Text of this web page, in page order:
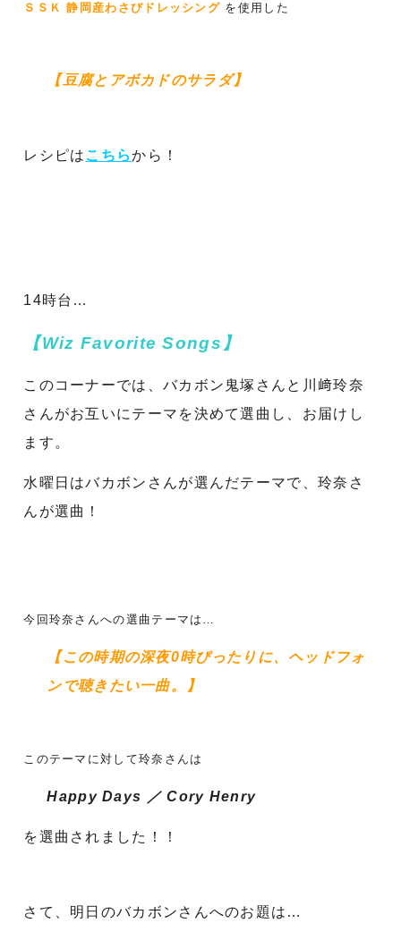
ＳＳＫ 静岡産わさびドレッシング を使用した
【豆腐とアボカドのサラダ】
レシピはこちらから！
14時台…
【Wiz Favorite Songs】
このコーナーでは、バカボン鬼塚さんと川﨑玲奈
さんがお互いにテーマを決めて選曲し、お届けし
ます。
水曜日はバカボンさんが選んだテーマで、玲奈さ
んが選曲！
今回玲奈さんへの選曲テーマは…
【この時期の深夜0時ぴったりに、ヘッドフォ
ンで聴きたい一曲。】
このテーマに対して玲奈さんは
Happy Days ／ Cory Henry
を選曲されました！！
さて、明日のバカボンさんへのお題は…